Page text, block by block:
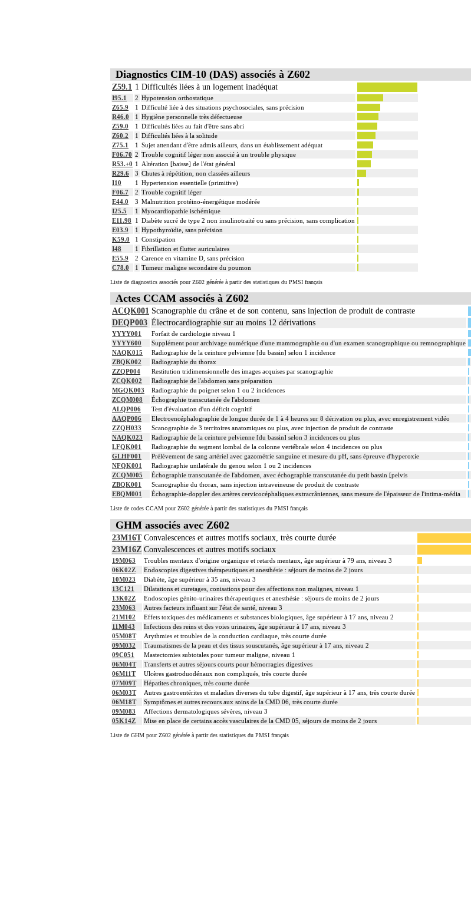
Diagnostics CIM-10 (DAS) associés à Z602
Z59.1 1 Difficultés liées à un logement inadéquat
I95.1 2 Hypotension orthostatique
Z65.9
1 Difficulté liée à des situations psychosociales, sans précision
R46.0
1 Hygiène personnelle très défectueuse
Z59.0
1 Difficultés liées au fait d'être sans abri
Z60.2
1 Difficultés liées à la solitude
Z75.1
1 Sujet attendant d'être admis ailleurs, dans un établissement adéquat
F06.70 2 Trouble cognitif léger non associé à un trouble physique
R53.+0 1
Altération [baisse] de l'état général
R29.6
3 Chutes à répétition, non classées ailleurs
I10
1 Hypertension essentielle (primitive)
F06.7
2 Trouble cognitif léger
E44.0
3 Malnutrition protéino-énergétique modérée
I25.5
1 Myocardiopathie ischémique
E11.98
1 Diabète sucré de type 2 non insulinotraité ou sans précision, sans complication
E03.9
1 Hypothyroïdie, sans précision
K59.0
1 Constipation
I48
1 Fibrillation et flutter auriculaires
E55.9
2 Carence en vitamine D, sans précision
C78.0
1 Tumeur maligne secondaire du poumon
Liste de diagnostics associés pour Z602 générée à partir des statistiques du PMSI français
Actes CCAM associés à Z602
ACQK001 Scanographie du crâne et de son contenu, sans injection de produit de contraste
DEQP003 Électrocardiographie sur au moins 12 dérivations
YYYY001
Forfait de cardiologie niveau 1
YYYY600
Supplément pour archivage numérique d'une mammographie ou d'un examen scanographique ou remnographique
NAQK015
Radiographie de la ceinture pelvienne [du bassin] selon 1 incidence
ZBQK002
Radiographie du thorax
ZZQP004
Restitution tridimensionnelle des images acquises par scanographie
ZCQK002
Radiographie de l'abdomen sans préparation
MGQK003
Radiographie du poignet selon 1 ou 2 incidences
ZCQM008
Échographie transcutanée de l'abdomen
ALQP006
Test d'évaluation d'un déficit cognitif
AAQP006
Electroencéphalographie de longue durée de 1 à 4 heures sur 8 dérivation ou plus, avec enregistrement vidéo
ZZQH033
Scanographie de 3 territoires anatomiques ou plus, avec injection de produit de contraste
NAQK023
Radiographie de la ceinture pelvienne [du bassin] selon 3 incidences ou plus
LFQK001
Radiographie du segment lombal de la colonne vertébrale selon 4 incidences ou plus
GLHF001
Prélèvement de sang artériel avec gazométrie sanguine et mesure du pH, sans épreuve d'hyperoxie
NFQK001
Radiographie unilatérale du genou selon 1 ou 2 incidences
ZCQM005
Échographie transcutanée de l'abdomen, avec échographie transcutanée du petit bassin [pelvis
ZBQK001
Scanographie du thorax, sans injection intraveineuse de produit de contraste
EBQM001
Échographie-doppler des artères cervicocéphaliques extracrâniennes, sans mesure de l'épaisseur de l'intima-média
Liste de codes CCAM pour Z602 générée à partir des statistiques du PMSI français
GHM associés avec Z602
23M16T Convalescences et autres motifs sociaux, très courte durée
23M16Z Convalescences et autres motifs sociaux
19M063
Troubles mentaux d'origine organique et retards mentaux, âge supérieur à 79 ans, niveau 3
06K02Z
Endoscopies digestives thérapeutiques et anesthésie : séjours de moins de 2 jours
10M023
Diabète, âge supérieur à 35 ans, niveau 3
13C121
Dilatations et curetages, conisations pour des affections non malignes, niveau 1
13K02Z
Endoscopies génito-urinaires thérapeutiques et anesthésie : séjours de moins de 2 jours
23M063
Autres facteurs influant sur l'état de santé, niveau 3
21M102
Effets toxiques des médicaments et substances biologiques, âge supérieur à 17 ans, niveau 2
11M043
Infections des reins et des voies urinaires, âge supérieur à 17 ans, niveau 3
05M08T
Arythmies et troubles de la conduction cardiaque, très courte durée
09M032
Traumatismes de la peau et des tissus souscutanés, âge supérieur à 17 ans, niveau 2
09C051
Mastectomies subtotales pour tumeur maligne, niveau 1
06M04T
Transferts et autres séjours courts pour hémorragies digestives
06M11T
Ulcères gastroduodénaux non compliqués, très courte durée
07M09T
Hépatites chroniques, très courte durée
06M03T
Autres gastroentérites et maladies diverses du tube digestif, âge supérieur à 17 ans, très courte durée
06M18T
Symptômes et autres recours aux soins de la CMD 06, très courte durée
09M083
Affections dermatologiques sévères, niveau 3
05K14Z
Mise en place de certains accès vasculaires de la CMD 05, séjours de moins de 2 jours
Liste de GHM pour Z602 générée à partir des statistiques du PMSI français